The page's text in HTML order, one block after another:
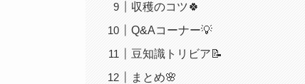
収穫のコツ🍀
Q&Aコーナー💡
豆知識トリビア📝
まとめ🌸